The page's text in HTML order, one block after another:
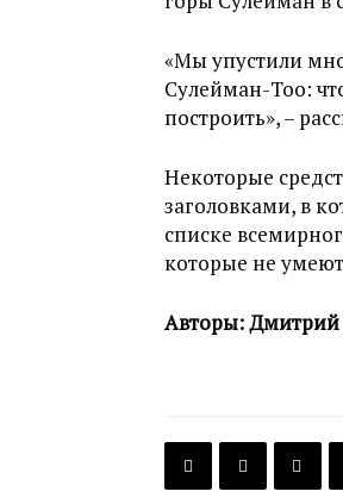
«Мы упустили
Сулейман-Тоо:
построить», –
Некоторые
заголовками, в
списке
которые не
Авторы: Дмитрий